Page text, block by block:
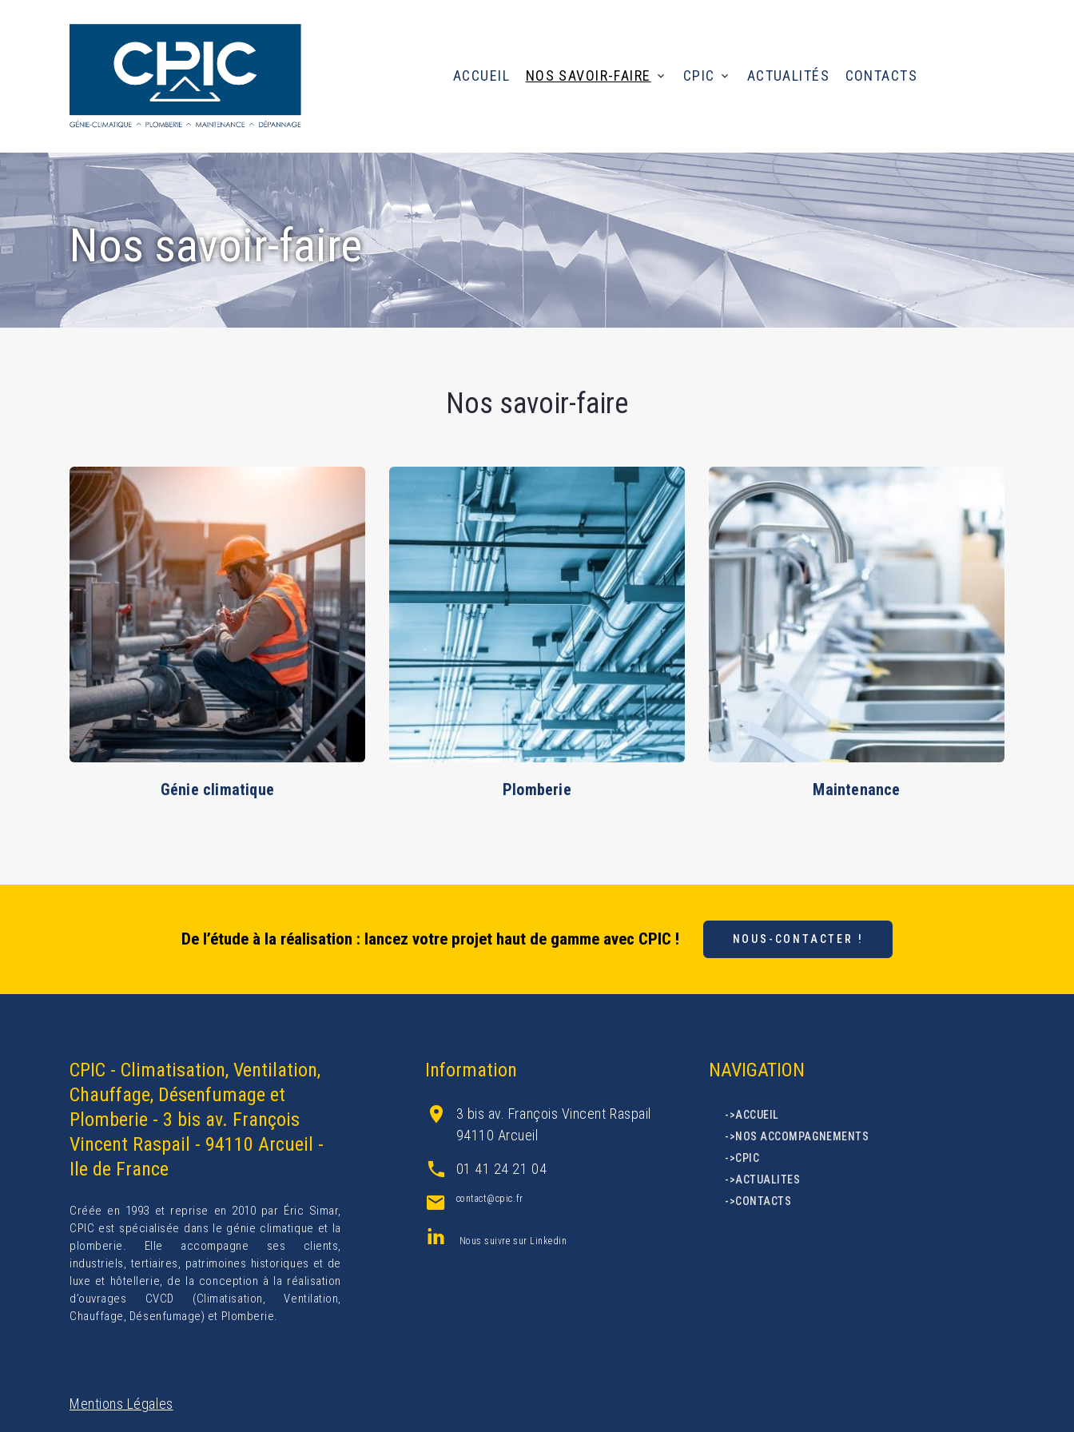
ACCUEIL NOS SAVOIR-FAIRE CPIC ACTUALITÉS CONTACTS
Nos savoir-faire
Nos savoir-faire
Génie climatique Plomberie Maintenance
De l’étude à la réalisation : lancez votre projet haut de gamme avec CPIC ! NOUS-CONTACTER !
CPIC - Climatisation, Ventilation,
Chauffage, Désenfumage et
Plomberie - 3 bis av. François
Vincent Raspail - 94110 Arcueil -
Ile de France
Créée en 1993 et reprise en 2010 par Éric Simar,
CPIC est spécialisée dans le génie climatique et la
plomberie. Elle accompagne ses clients,
industriels, tertiaires, patrimoines historiques et de
luxe et hôtellerie, de la conception à la réalisation
d’ouvrages CVCD (Climatisation, Ventilation,
Chauffage, Désenfumage) et Plomberie.
Information
3 bis av. François Vincent Raspail
94110 Arcueil
01 41 24 21 04
contact@cpic.fr
Nous suivre sur Linkedin
NAVIGATION
->ACCUEIL
->NOS ACCOMPAGNEMENTS
->CPIC
->ACTUALITES
->CONTACTS
Mentions Légales